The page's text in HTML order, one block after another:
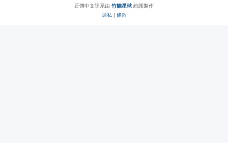
正體中文語系由 竹貓星球 維護製作
隱私 | 條款